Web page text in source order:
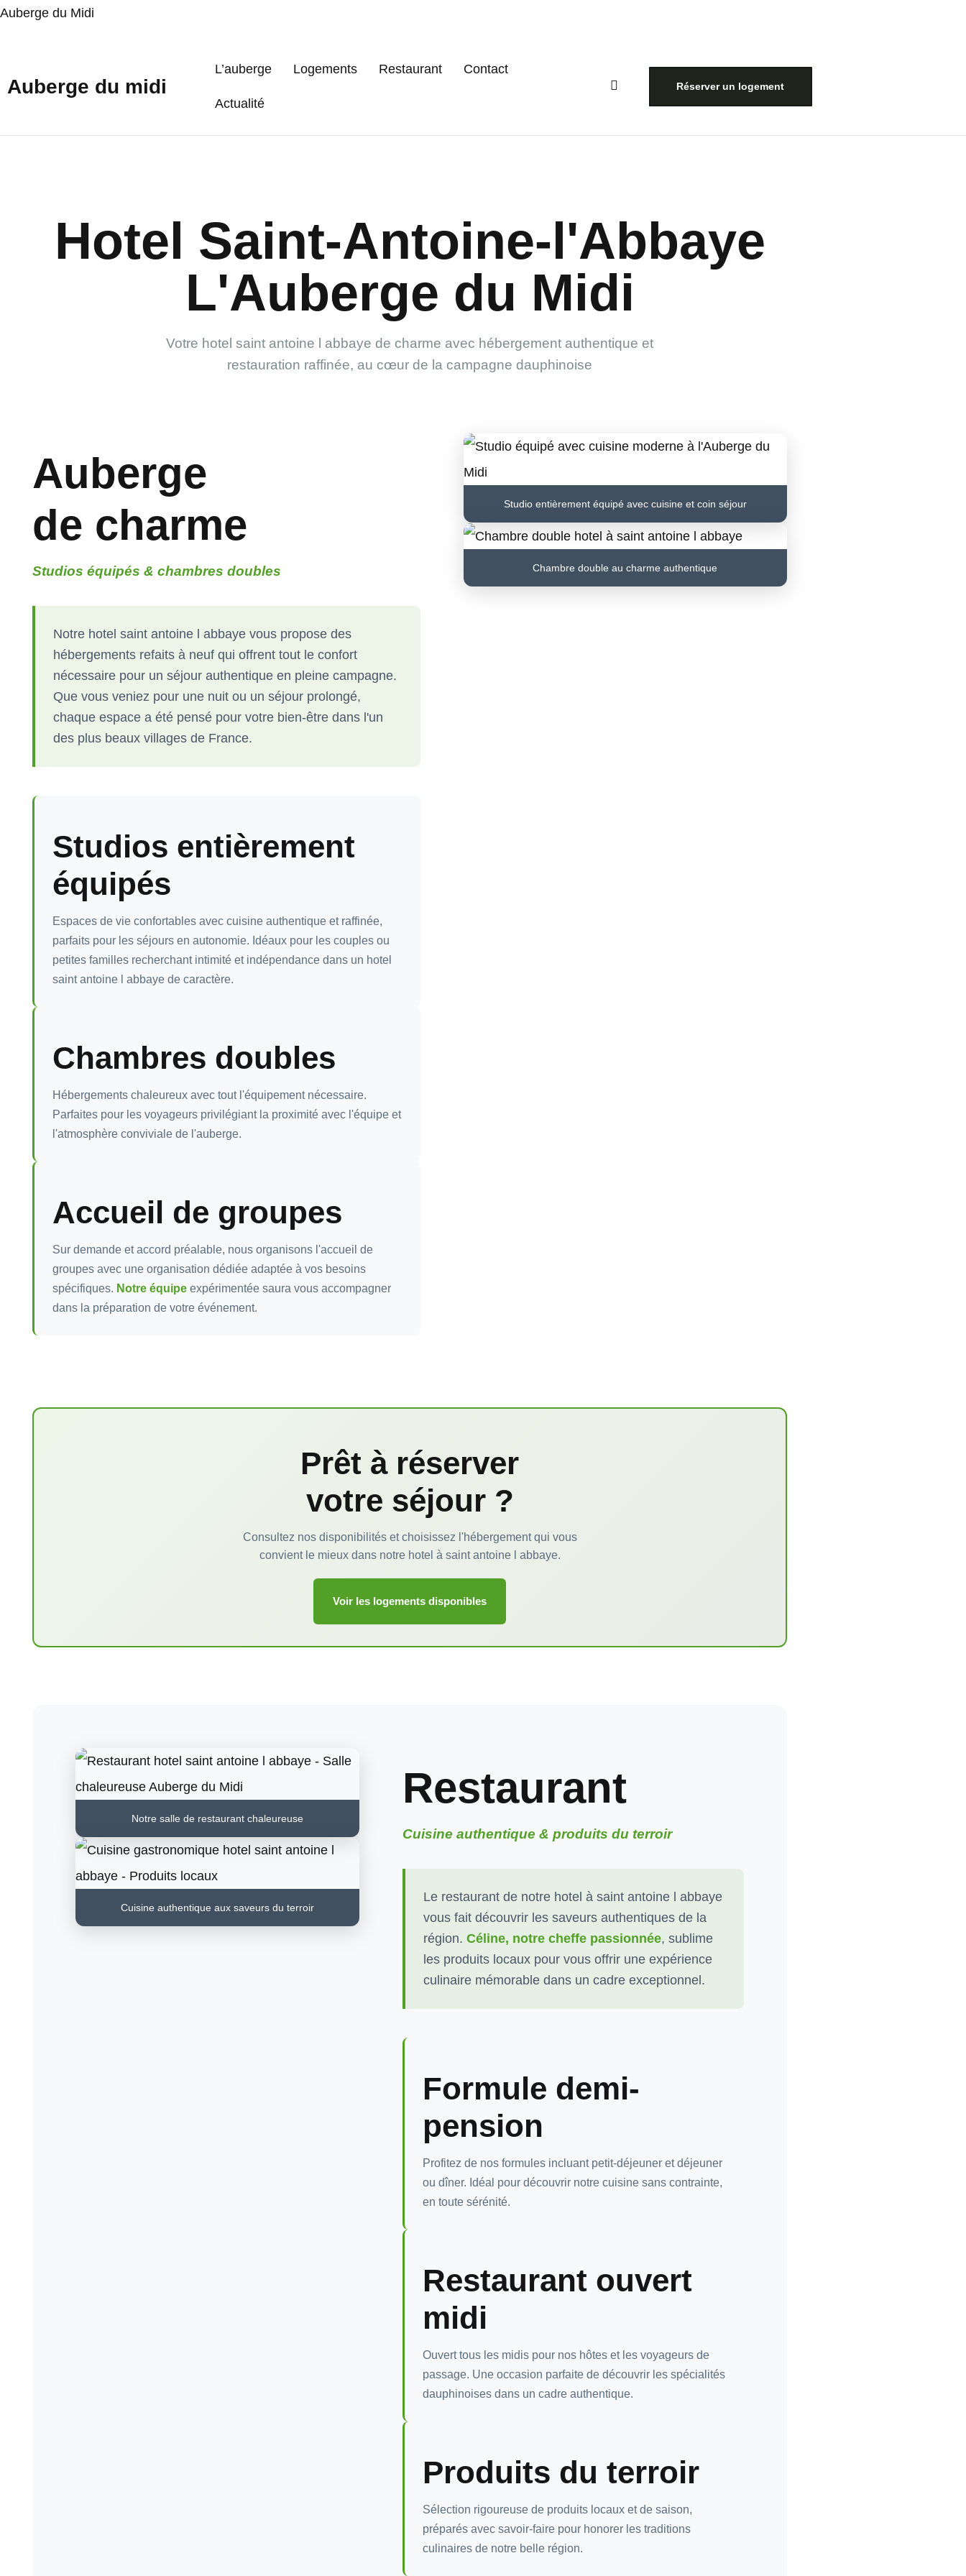
Auberge du Midi
Auberge du midi
L’auberge Logements Restaurant Contact
Actualité
Réserver un logement
Hotel Saint-Antoine-l'Abbaye
L'Auberge du Midi
Votre hotel saint antoine l abbaye de charme avec hébergement authentique et
restauration raffinée, au cœur de la campagne dauphinoise
Auberge
de charme
Studios équipés & chambres doubles
Notre hotel saint antoine l abbaye vous propose des
hébergements refaits à neuf qui offrent tout le confort
nécessaire pour un séjour authentique en pleine campagne.
Que vous veniez pour une nuit ou un séjour prolongé,
chaque espace a été pensé pour votre bien-être dans l'un
des plus beaux villages de France.
Studios entièrement
équipés
Espaces de vie confortables avec cuisine authentique et raffinée,
parfaits pour les séjours en autonomie. Idéaux pour les couples ou
petites familles recherchant intimité et indépendance dans un hotel
saint antoine l abbaye de caractère.
Chambres doubles
Hébergements chaleureux avec tout l'équipement nécessaire.
Parfaites pour les voyageurs privilégiant la proximité avec l'équipe et
l'atmosphère conviviale de l'auberge.
Accueil de groupes
Sur demande et accord préalable, nous organisons l'accueil de
groupes avec une organisation dédiée adaptée à vos besoins
spécifiques. Notre équipe expérimentée saura vous accompagner
dans la préparation de votre événement.
Studio entièrement équipé avec cuisine et coin séjour
Chambre double au charme authentique
Prêt à réserver
votre séjour ?
Consultez nos disponibilités et choisissez l'hébergement qui vous
convient le mieux dans notre hotel à saint antoine l abbaye.
Voir les logements disponibles
Notre salle de restaurant chaleureuse
Cuisine authentique aux saveurs du terroir
Restaurant
Cuisine authentique & produits du terroir
Le restaurant de notre hotel à saint antoine l abbaye
vous fait découvrir les saveurs authentiques de la
région.Céline, notre cheffe passionnée, sublime
les produits locaux pour vous offrir une expérience
culinaire mémorable dans un cadre exceptionnel.
Formule demi-
pension
Profitez de nos formules incluant petit-déjeuner et déjeuner
ou dîner. Idéal pour découvrir notre cuisine sans contrainte,
en toute sérénité.
Restaurant ouvert
midi
Ouvert tous les midis pour nos hôtes et les voyageurs de
passage. Une occasion parfaite de découvrir les spécialités
dauphinoises dans un cadre authentique.
Produits du terroir
Sélection rigoureuse de produits locaux et de saison,
préparés avec savoir-faire pour honorer les traditions
culinaires de notre belle région.